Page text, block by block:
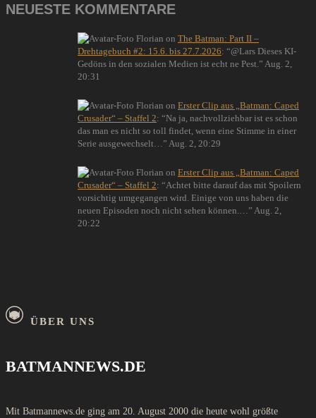
NEUESTE KOMMENTARE
Florian on The Batman: Part II –
Drehtagebuch #2: 15.6. bis 27.7.2026: “@Lars Dieses KI-
Gedöns in den sozialen Medien ist echt ne Pest. ” Aug. 2,
20:31
Florian on Erster Clip aus „Batman: Caped
Crusader“ – Staffel 2: “Na ja, nachvollziehbar ist es schon
das man es nicht so toll findet, wenn eine Stimme in einer
Serie ausgewechselt… ” Aug. 2, 20:29
Florian on Erster Clip aus „Batman: Caped
Crusader“ – Staffel 2: “Achtet bitte darauf das mit Spoilern
vorsichtig umgegangen wird. Einige von uns haben die
neuen Episoden noch nicht sehen können.… ” Aug. 2,
20:22
ÜBER UNS
BATMANNEWS.DE
Mit Batmannews.de ging am 20. August 2000 die heute wohl größte